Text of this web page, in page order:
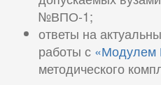
№ВПО-1;
ответы на
работы с «Модулем
методического